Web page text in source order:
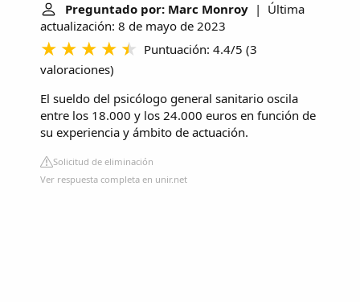
Preguntado por: Marc Monroy | Última
actualización: 8 de mayo de 2023
Puntuación: 4.4/5 (3
valoraciones)
El sueldo del psicólogo general sanitario oscila
entre los 18.000 y los 24.000 euros en función de
su experiencia y ámbito de actuación.
Solicitud de eliminación
Ver respuesta completa en unir.net